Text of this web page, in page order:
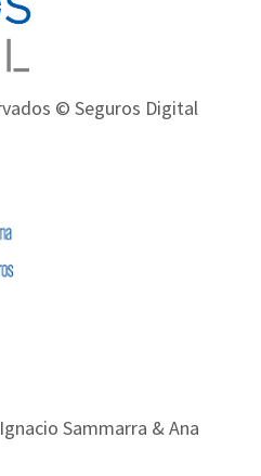
© Seguros Digital
Ignacio Sammarra & Ana